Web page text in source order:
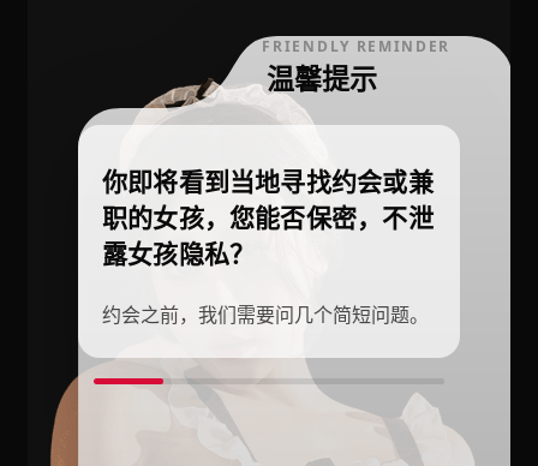
FRIENDLY REMINDER
温馨提示
你即将看到当地寻找约会或兼
职的女孩，您能否保密，不泄
露女孩隐私？
约会之前，我们需要问几个简短问题。